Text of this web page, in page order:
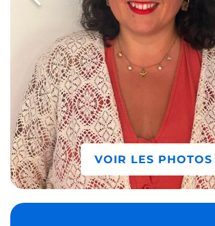
VOIR LES PHOTOS